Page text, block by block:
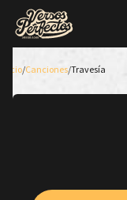
Inicio/Canciones/Travesía